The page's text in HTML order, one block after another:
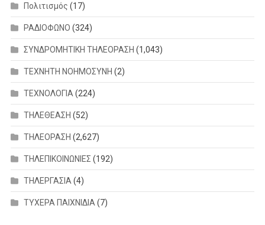
Πολιτισμός (17)
ΡΑΔΙΟΦΩΝΟ (324)
ΣΥΝΔΡΟΜΗΤΙΚΗ ΤΗΛΕΟΡΑΣΗ (1,043)
ΤΕΧΝΗΤΗ ΝΟΗΜΟΣΥΝΗ (2)
ΤΕΧΝΟΛΟΓΙΑ (224)
ΤΗΛΕΘΕΑΣΗ (52)
ΤΗΛΕΟΡΑΣΗ (2,627)
ΤΗΛΕΠΙΚΟΙΝΩΝΙΕΣ (192)
ΤΗΛΕΡΓΑΣΙΑ (4)
ΤΥΧΕΡΑ ΠΑΙΧΝΙΔΙΑ (7)